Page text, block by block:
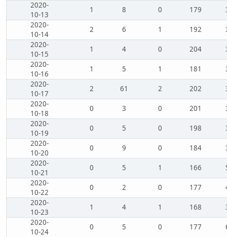
2020-
10-13
1 8 0 179
2020-
10-14
2 6 1 192
2020-
10-15
1 4 0 204
2020-
10-16
1 5 1 181
2020-
10-17
2 61 2 202
2020-
10-18
0 3 0 201
2020-
10-19
0 5 0 198
2020-
10-20
0 9 0 184
2020-
10-21
0 5 1 166
2020-
10-22
0 2 0 177
2020-
10-23
1 4 1 168
2020-
10-24
0 5 0 177